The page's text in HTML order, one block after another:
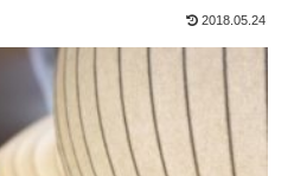
2018.05.24